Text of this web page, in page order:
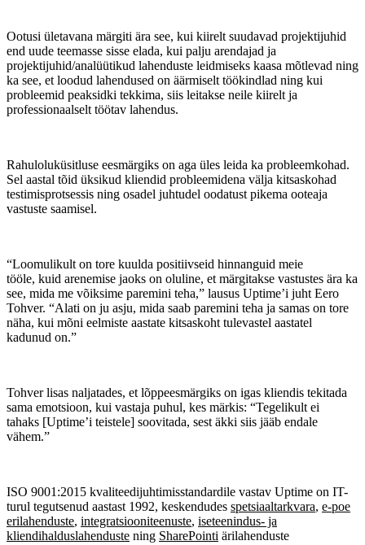
Ootusi ületavana märgiti ära see, kui kiirelt suudavad projektijuhid
end uude teemasse sisse elada, kui palju arendajad ja
projektijuhid/analüütikud lahenduste leidmiseks kaasa mõtlevad ning
ka see, et loodud lahendused on äärmiselt töökindlad ning kui
probleemid peaksidki tekkima, siis leitakse neile kiirelt ja
professionaalselt töötav lahendus.
Rahuloluküsitluse eesmärgiks on aga üles leida ka probleemkohad.
Sel aastal tõid üksikud kliendid probleemidena välja kitsaskohad
testimisprotsessis ning osadel juhtudel oodatust pikema ooteaja
vastuste saamisel.
“Loomulikult on tore kuulda positiivseid hinnanguid meie
tööle, kuid arenemise jaoks on oluline, et märgitakse vastustes ära ka
see, mida me võiksime paremini teha,” lausus Uptime’i juht Eero
Tohver. “Alati on ju asju, mida saab paremini teha ja samas on tore
näha, kui mõni eelmiste aastate kitsaskoht tulevastel aastatel
kadunud on.”
Tohver lisas naljatades, et lõppeesmärgiks on igas kliendis tekitada
sama emotsioon, kui vastaja puhul, kes märkis: “Tegelikult ei
tahaks [Uptime’i teistele] soovitada, sest äkki siis jääb endale
vähem.”
ISO 9001:2015 kvaliteedijuhtimisstandardile vastav Uptime on IT-
turul tegutsenud aastast 1992, keskendudes spetsiaaltarkvara, e-poe
erilahenduste, integratsiooniteenuste, iseteenindus- ja
kliendihalduslahenduste ning SharePointi ärilahenduste